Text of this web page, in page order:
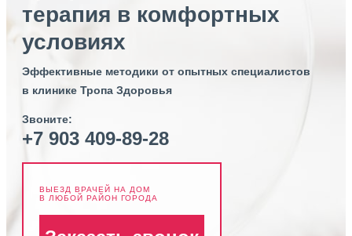
терапия в комфортных
условиях
Эффективные методики от опытных специалистов
в клинике Тропа Здоровья
Звоните:
+7 903 409-89-28
ВЫЕЗД ВРАЧЕЙ НА ДОМ
В ЛЮБОЙ РАЙОН ГОРОДА